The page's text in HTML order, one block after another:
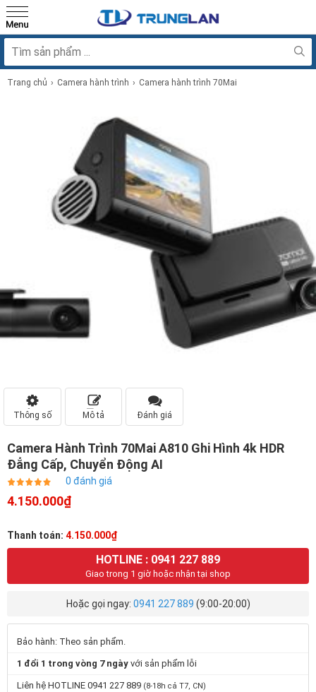
Trang chủ Camera hành trình Camera hành trình 70Mai
Thông số Mô tả Đánh giá
Camera Hành Trình 70Mai A810 Ghi Hình 4k HDR
Đẳng Cấp, Chuyển Động AI
0 đánh giá
4.150.000₫
Thanh toán: 4.150.000₫
HOTLINE : 0941 227 889
Giao trong 1 giờ hoặc nhận tại shop
Hoặc gọi ngay: 0941 227 889 (9:00-20:00)
Bảo hành: Theo sản phẩm.
1 đổi 1 trong vòng 7 ngày với sản phẩm lỗi
Liên hệ HOTLINE 0941 227 889 (8-18h cả T7, CN)